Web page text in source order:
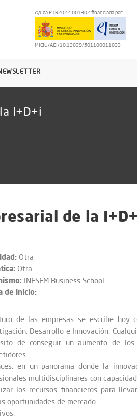
Ayuda PTR2022-001302 financiada por:
MICIU/AEI/10.13039/501100011033
I+D+i
de la
Otra
Otra
INESEM Business School
de inicio:
de las empresas se escribe hoy
Desarrollo e Innovación.
de conseguir un aumento de
en un panorama donde la
multidisciplinares con
los recursos financieros para
oportunidades de mercado.